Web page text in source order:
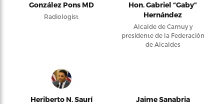
González Pons MD
Radiologist
Hon. Gabriel “Gaby”
Hernández
Alcalde de Camuy y
presidente de la Federación
de Alcaldes
Heriberto N. Saurí Jaime Sanabria